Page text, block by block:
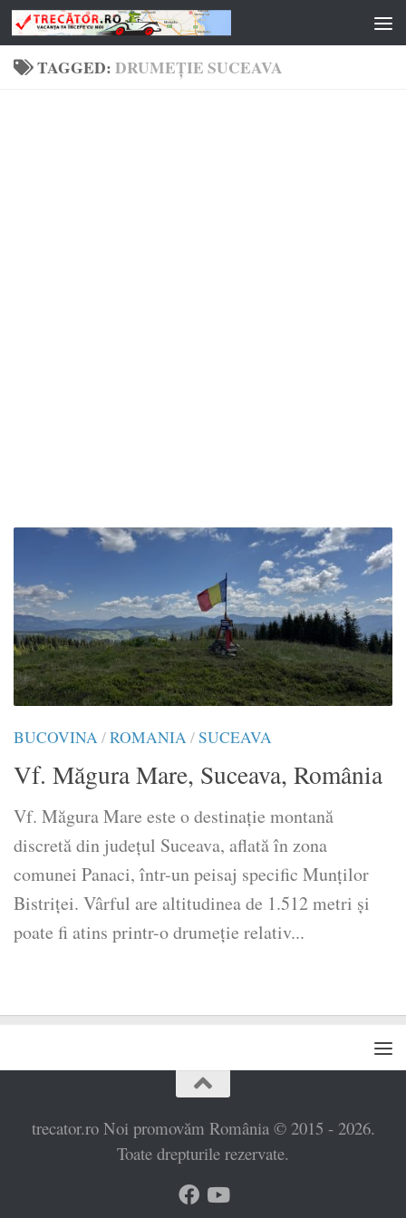
Skip to content
TAGGED:DRUMEȚIE SUCEAVA
BUCOVINA/ROMANIA/SUCEAVA
Vf. Măgura Mare, Suceava, România
Vf. Măgura Mare este o destinație montană
discretă din județul Suceava, aflată în zona
comunei Panaci, într-un peisaj specific Munților
Bistriței. Vârful are altitudinea de 1.512 metri și
poate fi atins printr-o drumeție relativ...
trecator.ro Noi promovăm România © 2015 - 2026.
Toate drepturile rezervate.